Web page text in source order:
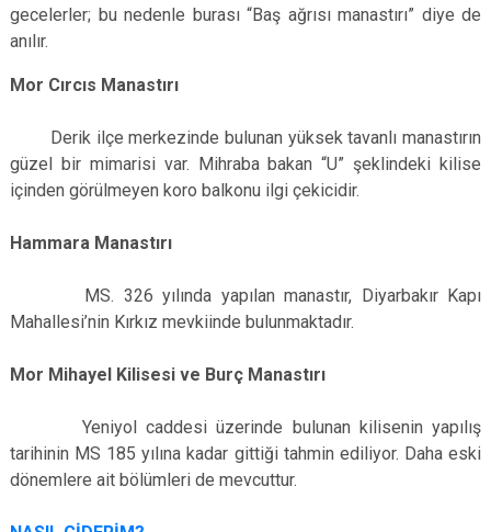
gecelerler; bu nedenle burası “Baş ağrısı manastırı” diye de
anılır.
Mor Cırcıs Manastırı
Derik ilçe merkezinde bulunan yüksek tavanlı manastırın
güzel bir mimarisi var. Mihraba bakan “U” şeklindeki kilise
içinden görülmeyen koro balkonu ilgi çekicidir.
Hammara Manastırı
MS. 326 yılında yapılan manastır, Diyarbakır Kapı
Mahallesi’nin Kırkız mevkiinde bulunmaktadır.
Mor Mihayel Kilisesi ve Burç Manastırı
Yeniyol caddesi üzerinde bulunan kilisenin yapılış
tarihinin MS 185 yılına kadar gittiği tahmin ediliyor. Daha eski
dönemlere ait bölümleri de mevcuttur.